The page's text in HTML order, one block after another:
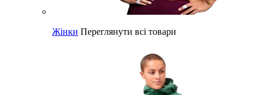
Жінки Переглянути всі товари